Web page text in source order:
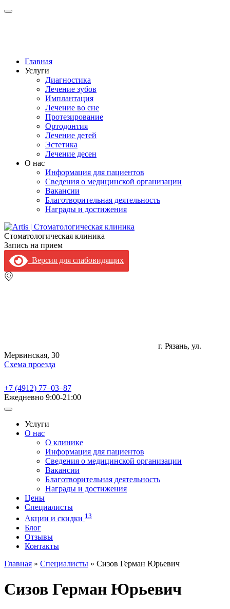
Главная
Услуги
Диагностика
Лечение зубов
Имплантация
Лечение во сне
Протезирование
Ортодонтия
Лечение детей
Эстетика
Лечение десен
О нас
Информация для пациентов
Сведения о медицинской организации
Вакансии
Благотворительная деятельность
Награды и достижения
Стоматологическая клиника
Запись на прием
Версия для слабовидящих
г. Рязань, ул.
Мервинская, 30
Схема проезда
+7 (4912) 77‒03‒87
Ежедневно 9:00-21:00
Услуги
О нас
О клинике
Информация для пациентов
Сведения о медицинской организации
Вакансии
Благотворительная деятельность
Награды и достижения
Цены
Специалисты
Акции и скидки 13
Блог
Отзывы
Контакты
Главная » Специалисты » Сизов Герман Юрьевич
Сизов Герман Юрьевич